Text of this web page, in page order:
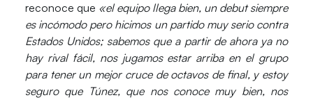
reconoce que «el equipo llega bien, un debut siempre
es incómodo pero hicimos un partido muy serio contra
Estados Unidos; sabemos que a partir de ahora ya no
hay rival fácil, nos jugamos estar arriba en el grupo
para tener un mejor cruce de octavos de final, y estoy
seguro que Túnez, que nos conoce muy bien, nos